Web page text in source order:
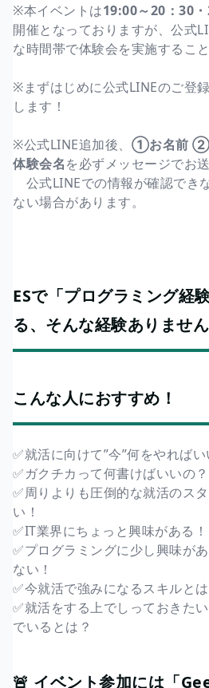
※本イベントは19:00～20：30
開催となっておりますが、公式
な時間帯で体験会を実施するこ
※まずはじめに公式LINEのご登
します！
※公式LINE追加後、 ①お名前 ②
体験会名を必ずメッセージでお
公式LINEでの情報が確認でき
ない場合があります。
ESで「プログラミング経
る、そんな経験ありませ
こんな人におすすめ！
✅就活に向けて”今”何をやれば
✅ガクチカって何書けばいいの？
✅周りよりも圧倒的な就活のス
い！
✅IT業界にちょっと興味がある！
✅プログラミングに少し興味が
ない！
✅今就活で強みになるスキルとは
✅就活をする上でしっておきた
でいるとは？
🚨 イベント参加には「